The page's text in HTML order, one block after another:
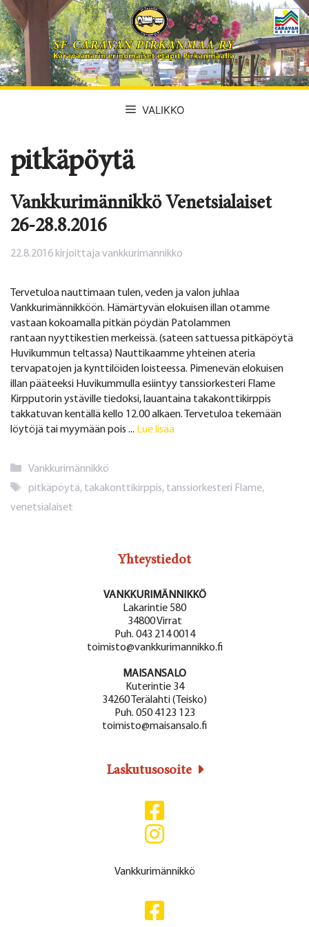
Siirry
sisältöön
VALIKKO
pitkäpöytä
Vankkurimännikkö Venetsialaiset
26-28.8.2016
22.8.2016 kirjoittaja vankkurimannikko
Tervetuloa nauttimaan tulen, veden ja valon juhlaa
Vankkurimännikköön. Hämärtyvän elokuisen illan otamme
vastaan kokoamalla pitkän pöydän Patolammen
rantaan nyyttikestien merkeissä. (sateen sattuessa pitkäpöytä
Huvikummun teltassa) Nauttikaamme yhteinen ateria
tervapatojen ja kynttilöiden loisteessa. Pimenevän elokuisen
illan pääteeksi Huvikummulla esiintyy tanssiorkesteri Flame
Kirpputorin ystäville tiedoksi, lauantaina takakonttikirppis
takkatuvan kentällä kello 12.00 alkaen. Tervetuloa tekemään
löytöjä tai myymään pois ... Lue lisää
Kategoriat
Vankkurimännikkö
Avainsanat
pitkäpöytä, takakonttikirppis, tanssiorkesteri Flame,
venetsialaiset
Yhteystiedot
VANKKURIMÄNNIKKÖ
Lakarintie 580
34800 Virrat
Puh. 043 214 0014
toimisto@vankkurimannikko.fi
MAISANSALO
Kuterintie 34
34260 Terälahti (Teisko)
Puh. 050 4123 123
toimisto@maisansalo.fi
Laskutusosoite
Vankkurimännikkö